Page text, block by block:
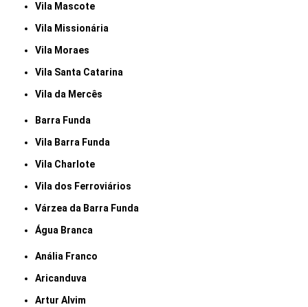
Vila Mascote
Vila Missionária
Vila Moraes
Vila Santa Catarina
Vila da Mercês
Barra Funda
Vila Barra Funda
Vila Charlote
Vila dos Ferroviários
Várzea da Barra Funda
Água Branca
Anália Franco
Aricanduva
Artur Alvim